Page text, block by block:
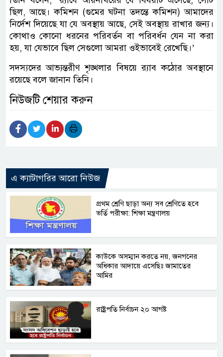
ছিল, আছে। কমিশন (গুমের ঘটনা তদন্তে কমিশন) আমাদের
নির্দেশ দিয়েছে যা যে অবস্থায় আছে, সেই অবস্থায় রাখার জন্য।
কোথাও কোনো ধরনের পরিবর্তন বা পরিবর্ধন যেন না করা
হয়, যা যেভাবে ছিল সেগুলো আমরা ওইভাবেই রেখেছি।’
সদস্যদের আভ্যন্তরীণ শৃঙ্খলার বিষয়ে র‌্যাব কঠোর অবস্থানে
রয়েছে বলে জানান তিনি।
নিউজটি শেয়ার করুন
এ ক্যাটাগরির আরো নিউজ
প্রথম শ্রেণি ছাড়া অন্য সব শ্রেণিতে হবে
ভর্তি পরীক্ষা: শিক্ষা মন্ত্রণালয়
কাউকে অসম্মান করতে নয়, জনগনের
অধিকার আদায়ে এসেছিঃ জামাতের
আমির
রাষ্ট্রপতি নির্বাচন ২০ আগষ্ট